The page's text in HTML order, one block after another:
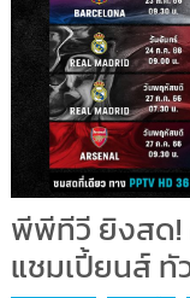
พีพีทีวี ยิงสด!
แชมเปี้ยนส์ ทั